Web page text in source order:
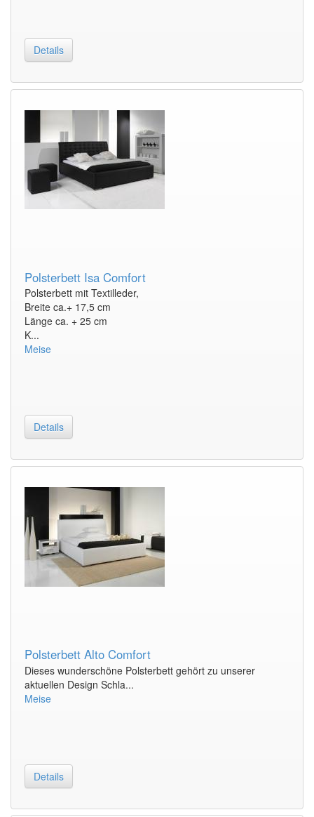
Details
Polsterbett Isa Comfort
Polsterbett mit Textilleder,
Breite ca.+ 17,5 cm
Länge ca. + 25 cm
K...
Meise
Details
Polsterbett Alto Comfort
Dieses wunderschöne Polsterbett gehört zu unserer
aktuellen Design Schla...
Meise
Details